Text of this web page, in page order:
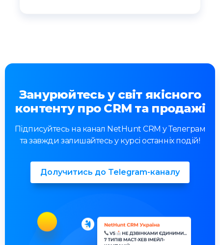
Занурюйтесь у світ якісного
контенту про CRM та продажі
Підписуйтесь на канал NetHunt CRM у Телеграм
та завжди залишайтесь у курсі останніх подій!
Долучитись до Telegram-каналу